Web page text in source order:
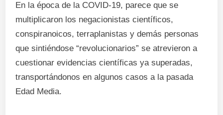
En la época de la COVID-19, parece que se
multiplicaron los negacionistas científicos,
conspiranoicos, terraplanistas y demás personas
que sintiéndose “revolucionarios” se atrevieron a
cuestionar evidencias científicas ya superadas,
transportándonos en algunos casos a la pasada
Edad Media.